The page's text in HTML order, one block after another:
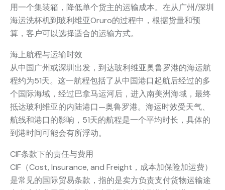
用一个集装箱，降低单个货主的运输成本。在从广州/深圳
海运洗杯机到玻利维亚Oruro的过程中，根据货量和预
算，客户可以选择适合的运输方式。
海上航程与运输时效
从中国广州或深圳出发，到达玻利维亚奥鲁罗港的海运航
程约为51天。这一航程包括了从中国港口起航后经过的多
个国际海域，经过巴拿马运河后，进入南美洲海域，最终
抵达玻利维亚的内陆港口—奥鲁罗港。海运时效受天气、
航线和港口的影响，51天的航程是一个平均时长，具体的
到港时间可能会有所浮动。
CIF条款下的责任与费用
CIF（Cost, Insurance, and Freight，成本加保险加运费）
是常见的国际贸易条款，指的是卖方负责支付货物运输途